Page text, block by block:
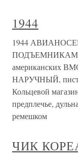
1944
1944
ПОДЪЕМНИКАМИ,
американских
НАРУЧНЫЙ,
Кольцевой
предплечье,
ремешком
ЧИК